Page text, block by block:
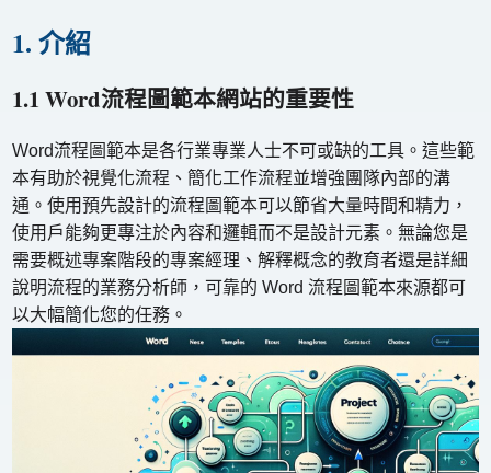
1. 介紹
1.1 Word流程圖範本網站的重要性
Word流程圖範本是各行業專業人士不可或缺的工具。這些範
本有助於視覺化流程、簡化工作流程並增強團隊內部的溝
通。使用預先設計的流程圖範本可以節省大量時間和精力，
使用戶能夠更專注於內容和邏輯而不是設計元素。無論您是
需要概述專案階段的專案經理、解釋概念的教育者還是詳細
說明流程的業務分析師，可靠的 Word 流程圖範本來源都可
以大幅簡化您的任務。